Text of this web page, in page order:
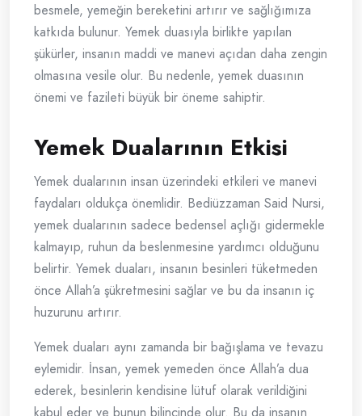
besmele, yemeğin bereketini artırır ve sağlığımıza
katkıda bulunur. Yemek duasıyla birlikte yapılan
şükürler, insanın maddi ve manevi açıdan daha zengin
olmasına vesile olur. Bu nedenle, yemek duasının
önemi ve fazileti büyük bir öneme sahiptir.
Yemek Dualarının Etkisi
Yemek dualarının insan üzerindeki etkileri ve manevi
faydaları oldukça önemlidir. Bediüzzaman Said Nursi,
yemek dualarının sadece bedensel açlığı gidermekle
kalmayıp, ruhun da beslenmesine yardımcı olduğunu
belirtir. Yemek duaları, insanın besinleri tüketmeden
önce Allah’a şükretmesini sağlar ve bu da insanın iç
huzurunu artırır.
Yemek duaları aynı zamanda bir bağışlama ve tevazu
eylemidir. İnsan, yemek yemeden önce Allah’a dua
ederek, besinlerin kendisine lütuf olarak verildiğini